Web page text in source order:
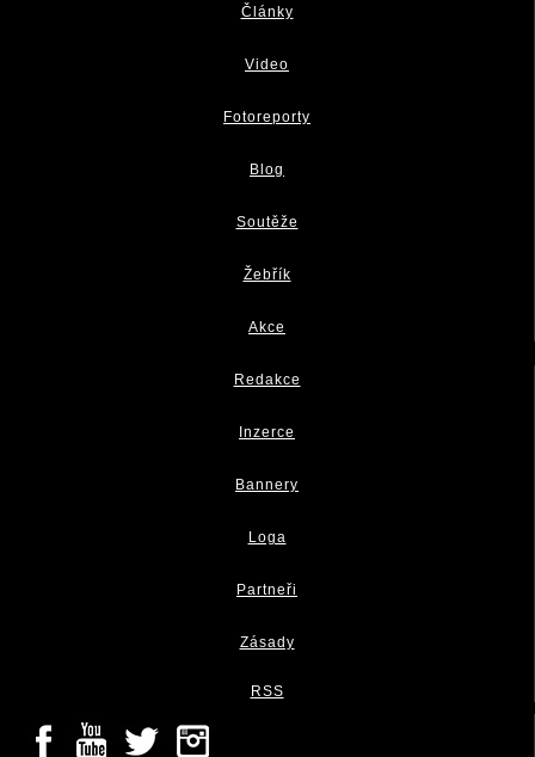
Články
Video
Fotoreporty
Blog
Soutěže
Žebřík
Akce
Redakce
Inzerce
Bannery
Loga
Partneři
Zásady
RSS